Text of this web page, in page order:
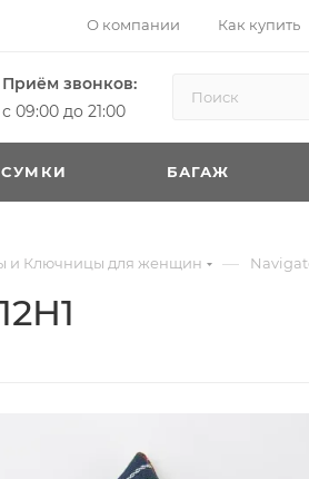
О компании Как купить
Приём звонков:
с 09:00 до 21:00
CУМКИ БАГАЖ
и Ключницы для женщин —